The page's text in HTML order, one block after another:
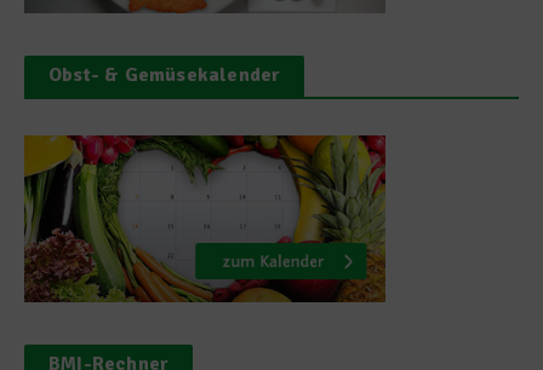
Obst- & Gemüsekalender
BMI-Rechner